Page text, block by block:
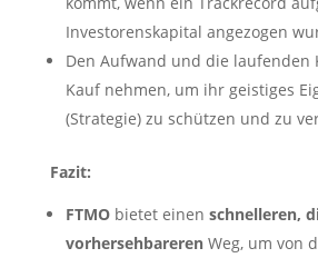
Investorenskapital angezogen
Den Aufwand und die laufenden
Kauf nehmen, um ihr geistiges
(Strategie) zu schützen und zu
Fazit:
FTMObietet einen schnelleren,
vorhersehbarerenWeg, um von